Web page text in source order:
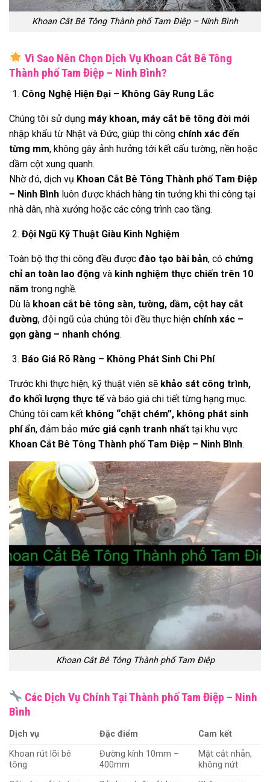
Khoan Cắt Bê Tông Thành phố Tam Điệp – Ninh Bình
Vì Sao Nên Chọn Dịch Vụ Khoan Cắt Bê Tông
Thành phố Tam Điệp – Ninh Bình?
Công Nghệ Hiện Đại – Không Gây Rung Lắc
Chúng tôi sử dụng máy khoan, máy cắt bê tông đời mới
nhập khẩu từ Nhật và Đức, giúp thi công chính xác đến
từng mm, không gây ảnh hưởng tới kết cấu tường, nền hoặc
dầm cột xung quanh.
Nhờ đó, dịch vụ Khoan Cắt Bê Tông Thành phố Tam Điệp
– Ninh Bình luôn được khách hàng tin tưởng khi thi công tại
nhà dân, nhà xưởng hoặc các công trình cao tầng.
Đội Ngũ Kỹ Thuật Giàu Kinh Nghiệm
Toàn bộ thợ thi công đều được đào tạo bài bản, có chứng
chỉ an toàn lao động và kinh nghiệm thực chiến trên 10
năm trong nghề.
Dù là khoan cắt bê tông sàn, tường, dầm, cột hay cắt
đường, đội ngũ của chúng tôi đều thực hiện chính xác –
gọn gàng – nhanh chóng.
Báo Giá Rõ Ràng – Không Phát Sinh Chi Phí
Trước khi thực hiện, kỹ thuật viên sẽ khảo sát công trình,
đo khối lượng thực tếvà báo giá chi tiết từng hạng mục.
Chúng tôi cam kết không “chặt chém”, không phát sinh
phí ẩn, đảm bảo mức giá cạnh tranh nhất tại khu vực
Khoan Cắt Bê Tông Thành phố Tam Điệp – Ninh Bình.
Khoan Cắt Bê Tông Thành phố Tam Điệp
Các Dịch Vụ Chính Tại Thành phố Tam Điệp – Ninh
Bình
Dịch vụ Đặc điểm
Cam kết
Khoan rút lõi bê
tông
Đường kính 10mm –
400mm
Mặt cắt nhẵn,
không nứt